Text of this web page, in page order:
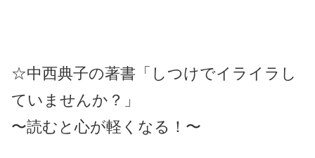
☆中西典子の著書「しつけでイライラし
ていませんか？」
〜読むと心が軽くなる！〜